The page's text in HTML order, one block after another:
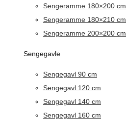
Sengeramme 180×200 cm
Sengeramme 180×210 cm
Sengeramme 200×200 cm
Sengegavle
Sengegavl 90 cm
Sengegavl 120 cm
Sengegavl 140 cm
Sengegavl 160 cm